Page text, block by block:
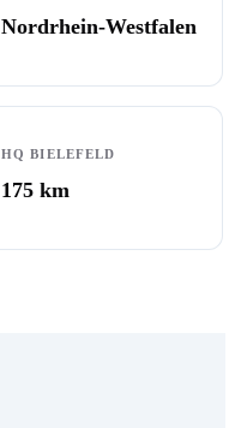
Nordrhein-Westfalen
HQ BIELEFELD
175 km